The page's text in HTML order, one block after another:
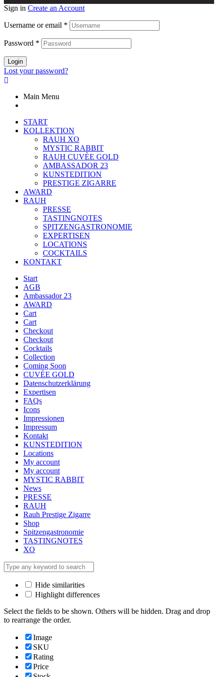
Sign in Create an Account
Username or email *
Password *
Login
Lost your password?
Main Menu
START
KOLLEKTION
RAUH XO
MYSTIC RABBIT
RAUH CUVÈE GOLD
AMBASSADOR 23
KUNSTEDITION
PRESTIGE ZIGARRE
AWARD
RAUH
PRESSE
TASTINGNOTES
SPITZENGASTRONOMIE
EXPERTISEN
LOCATIONS
COCKTAILS
KONTAKT
Start
AGB
Ambassador 23
AWARD
Cart
Cart
Checkout
Checkout
Cocktails
Collection
Coming Soon
CUVÉE GOLD
Datenschutzerklärung
Expertisen
FAQs
Icons
Impressionen
Impressum
Kontakt
KUNSTEDITION
Locations
My account
My account
MYSTIC RABBIT
News
PRESSE
RAUH
Rauh Prestige Zigarre
Shop
Spitzengastronomie
TASTINGNOTES
XO
Hide similarities
Highlight differences
Select the fields to be shown. Others will be hidden. Drag and drop
to rearrange the order.
Image
SKU
Rating
Price